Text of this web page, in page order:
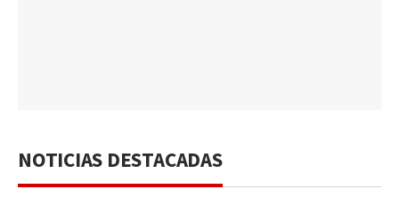
NOTICIAS DESTACADAS